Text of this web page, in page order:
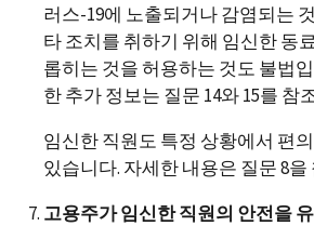
러스-19에 노출되거나 감염되는
타 조치를 취하기 위해 임신한 동
롭히는 것을 허용하는 것도 불법
한 추가 정보는 질문 14와 15를 참
임신한 직원도 특정 상황에서 편
있습니다. 자세한 내용은 질문 8
고용주가 임신한 직원의 안전을